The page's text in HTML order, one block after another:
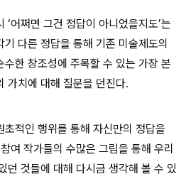
‘어쩌면 그건 정답이 아니었을지도’는
다른 정답을 통해 기존 미술제도의
한 창조성에 주목할 수 있는 가장 본
가치에 대해 질문을 던진다.
적인 행위를 통해 자신만의 정답을
여 작가들의 수많은 그림을 통해 우리
던 것들에 대해 다시금 생각해 볼 수 있